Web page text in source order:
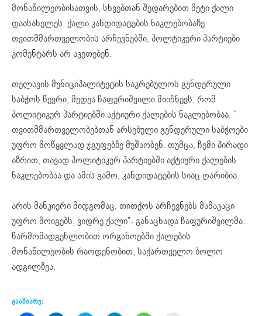
მონაწილეობისათვის, სხვებთან შედარებით მეტი ქალი
დაასახელეს. ქალი კანდიდატების ნაკლებობაზე
თვითმმართველობის არჩევნებში, პოლტიკური პარტიები
კომენტარს არ აკეთებენ.
თელავის მუნიციპალიტეტის საკრებულოს გენდერული
საბჭოს წევრი, მედეა ჩაფურიშვილი მიიჩნევს, რომ
პოლიტიკურ პარტიებში აქტიური ქალების ნაკლებობაა. ”
თვითმმართველობებთან არსებული გენდერული საბჭოები
უფრო მოწყვლად ჯგუფებზე მუშაობენ. თუმცა, ჩემი პირადი
აზრით, თავად პოლიტიკურ პარტიებში აქტიური ქალების
ნაკლებობაა და ამის გამო, კანდიდატების სიაც ღარიბია.
არის მანკიერი მიდგომაც, თითქოს არჩევნებს მამაკაცი
უფრო მოიგებს, ვიდრე ქალი”- განაცხადა ჩაფურიშვილმა.
წარმომადგენლობით ორგანოებში ქალების
მონაწილეობის რაოდენობით, საქართველო ბოლო
ადგილზეა.
გააზიარე: